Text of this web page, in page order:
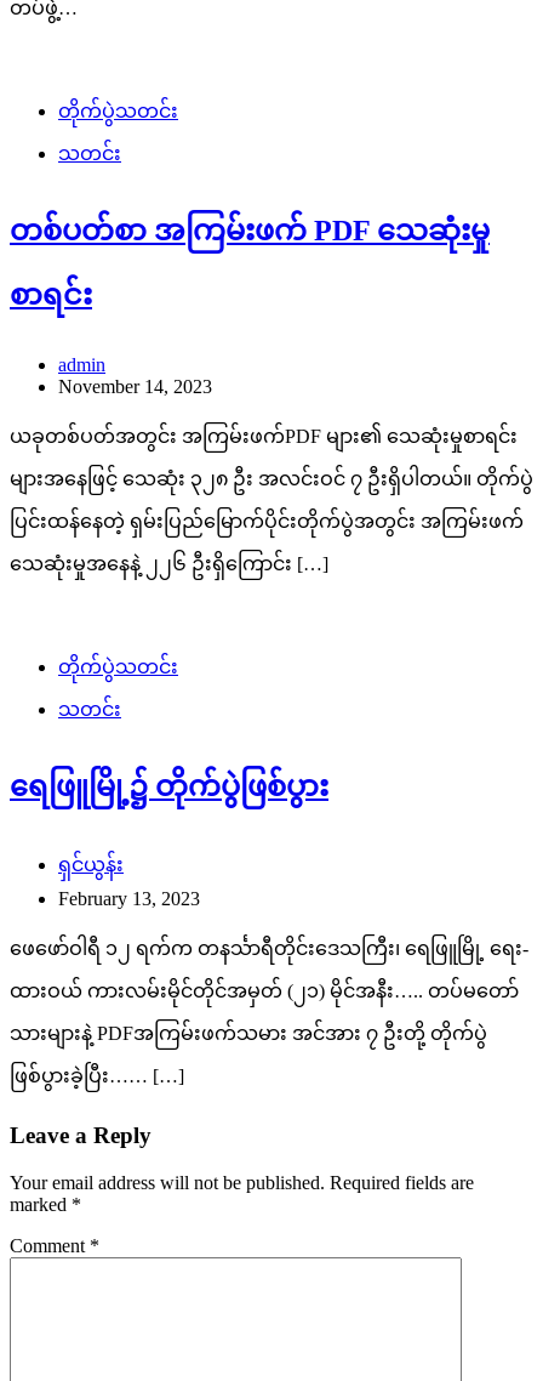
တပ်ဖွဲ့…
တိုက်ပွဲသတင်း
သတင်း
တစ်ပတ်စာ အကြမ်းဖက် PDF သေဆုံးမှု
စာရင်း
admin
November 14, 2023
ယခုတစ်ပတ်အတွင်း အကြမ်းဖက်PDF များ၏ သေဆုံးမှုစာရင်း
များအနေဖြင့် သေဆုံး ၃၂၈ ဦး အလင်းဝင် ၇ ဦးရှိပါတယ်။ တိုက်ပွဲ
ပြင်းထန်နေတဲ့ ရှမ်းပြည်မြောက်ပိုင်းတိုက်ပွဲအတွင်း အကြမ်းဖက်
သေဆုံးမှုအနေနဲ့ ၂၂၆ ဦးရှိကြောင်း […]
တိုက်ပွဲသတင်း
သတင်း
ရေဖြူမြို့၌ တိုက်ပွဲဖြစ်ပွား
ရှင်ယွန်း
February 13, 2023
ဖေဖော်ဝါရီ ၁၂ ရက်က တနင်္သာရီတိုင်းဒေသကြီး၊ ရေဖြူမြို့ ရေး-
ထားဝယ် ကားလမ်းမိုင်တိုင်အမှတ် (၂၁) မိုင်အနီး….. တပ်မတော်
သားများနဲ့ PDFအကြမ်းဖက်သမား အင်အား ၇ ဦးတို့ တိုက်ပွဲ
ဖြစ်ပွားခဲ့ပြီး…… […]
Leave a Reply
Your email address will not be published. Required fields are
marked *
Comment *